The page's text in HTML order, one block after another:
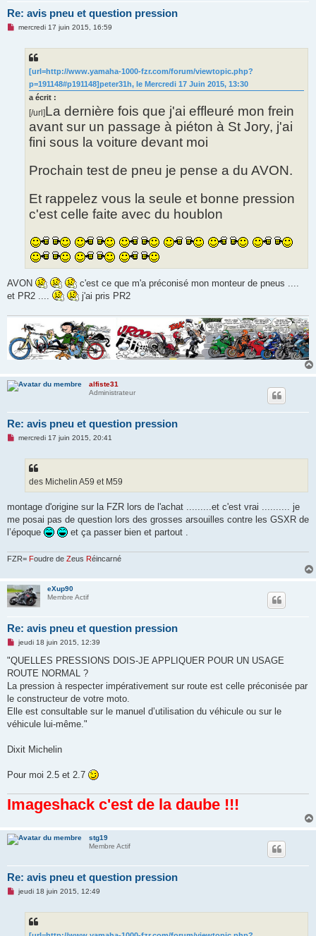
Re: avis pneu et question pression
Mmercredi 17 juin 2015, 16:59
[url=http://www.yamaha-1000-fzr.com/forum/viewtopic.php?
p=191148#p191148]peter31h, le Mercredi 17 Juin 2015, 13:30
a écrit :
[/url]La dernière fois que j'ai effleuré mon frein
avant sur un passage à piéton à St Jory, j'ai
fini sous la voiture devant moi
Prochain test de pneu je pense a du AVON.
Et rappelez vous la seule et bonne pression
c'est celle faite avec du houblon
AVON
c'est ce que m'a préconisé mon monteur de pneus ....
et PR2 ....
j'ai pris PR2
alfiste31
Administrateur
Re: avis pneu et question pression
M
o
l
u
mercredi 17 juin 2015, 20:41
des Michelin A59 et M59
montage d'origine sur la FZR lors de l'achat .........et c'est vrai .......... je
me posai pas de question lors des grosses arsouilles contre les GSXR de
l’époque
et ça passer bien et partout .
FZR= Foudre de Zeus Réincarné
eXup90
Membre Actif
Re: avis pneu et question pression
M
s
s
a
g
n
o
l
jeudi 18 juin 2015, 12:39
"QUELLES PRESSIONS DOIS-JE APPLIQUER POUR UN USAGE
ROUTE NORMAL ?
La pression à respecter impérativement sur route est celle préconisée par
le constructeur de votre moto.
Elle est consultable sur le manuel d’utilisation du véhicule ou sur le
véhicule lui-même."
Dixit Michelin
Pour moi 2.5 et 2.7
Imageshack c'est de la daube !!!
stg19
Membre Actif
Re: avis pneu et question pression
Mjeudi 18 juin 2015, 12:49